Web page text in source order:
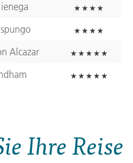
Alcazar
Ihre Reise